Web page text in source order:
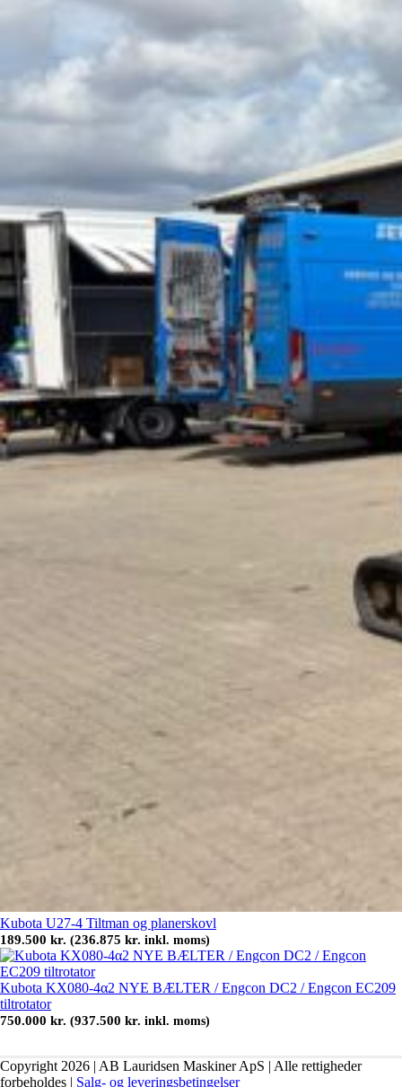
Kubota U27-4 Tiltman og planerskovl
189.500 kr. (236.875 kr. inkl. moms)
Kubota KX080-4α2 NYE BÆLTER / Engcon DC2 / Engcon EC209
tiltrotator
750.000 kr. (937.500 kr. inkl. moms)
Copyright 2026 | AB Lauridsen Maskiner ApS | Alle rettigheder
forbeholdes | Salg- og leveringsbetingelser